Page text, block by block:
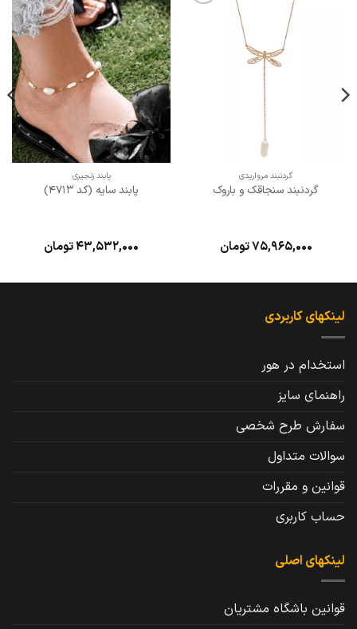
گردنبند مرواریدی
گردنبند سنجاقک و باروک
75,965,000تومان
افزودن
به
علاقه
پابند زنجیری
پابند سایه (کد 4713)
43,532,000تومان
لینکهای کاربردی
استخدام در هور
راهنمای سایز
سفارش طرح شخصی
سوالات متداول
قوانین و مقررات
حساب کاربری
لینکهای اصلی
قوانین باشگاه مشتریان